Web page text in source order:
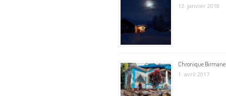
13. janvier 2018
Chronique Birmane
1. avril 2017